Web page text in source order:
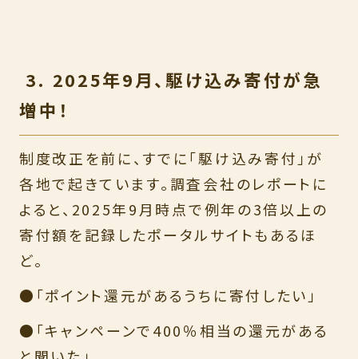
3. 2025年9月、駆け込み寄付が急
増中！
制度改正を前に、すでに「駆け込み寄付」が
各地で起きています。調査会社のレポートに
よると、2025年9月時点で例年の3倍以上の
寄付額を記録したポータルサイトもあるほ
ど。
●「ポイント還元があるうちに寄付したい」
●「キャンペーンで400％相当の還元がある